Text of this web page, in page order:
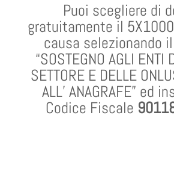
Puoi scegliere di
gratuitamente il
causa selezionando
“SOSTEGNO AGLI ENTI
SETTORE E DELLE
ALL’ ANAGRAFE” ed
Codice Fiscale